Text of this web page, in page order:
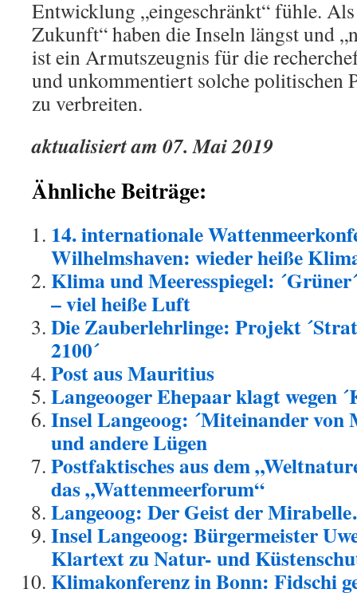
Entwicklung „eingeschränkt“ fühle.
Zukunft“ haben die Inseln längst und
ist ein Armutszeugnis für die
und unkommentiert solche politischen
zu verbreiten.
aktualisiert am 07. Mai 2019
Ähnliche Beiträge:
14. internationale
Wilhelmshaven: wieder heiße
Klima und Meeresspiegel:
– viel heiße Luft
Die Zauberlehrlinge: Projekt
2100´
Post aus Mauritius
Langeooger Ehepaar klagt wegen
Insel Langeoog: ´Miteinander von
und andere Lügen
Postfaktisches aus dem
das „Wattenmeerforum“
Langeoog: Der Geist der
Insel Langeoog: Bürgermeister
Klartext zu Natur- und
Klimakonferenz in Bonn: Fidschi